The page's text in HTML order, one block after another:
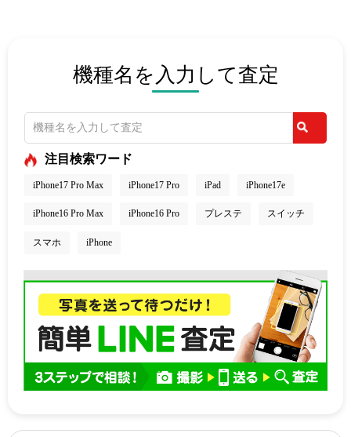
機種名を入力して査定
注目検索ワード
iPhone17 Pro Max iPhone17 Pro iPad iPhone17e
iPhone16 Pro Max iPhone16 Pro プレステ スイッチ
スマホ iPhone